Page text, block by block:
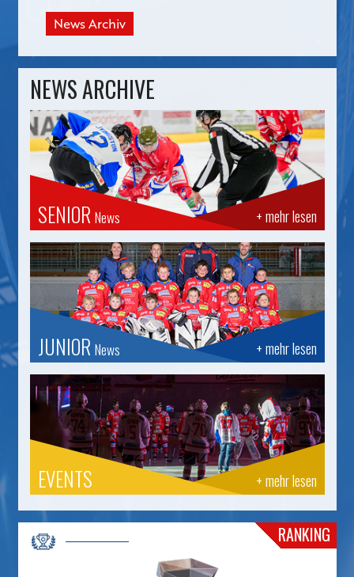
News Archiv
NEWS ARCHIVE
+ mehr lesen
SENIOR News
+ mehr lesen
JUNIOR News
+ mehr lesen
EVENTS
RANKING